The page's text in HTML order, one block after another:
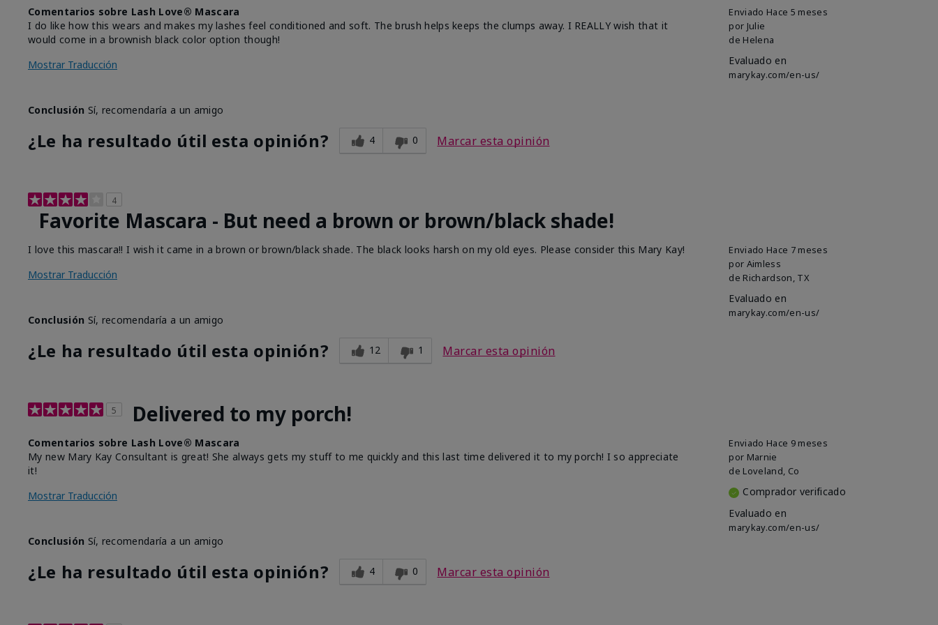
Enviado Hace 5 meses
por Julie
de Helena
Evaluado en
marykay.com/en-us/
Comentarios sobre Lash Love® Mascara
I do like how this wears and makes my lashes feel conditioned and soft. The brush helps keeps the clumps away. I REALLY wish that it
would come in a brownish black color option though!
Mostrar Traducción
Conclusión Sí, recomendaría a un amigo
¿Le ha resultado útil esta opinión? 4 0 Marcar esta opinión
4
Favorite Mascara - But need a brown or brown/black shade!
Enviado Hace 7 meses
por Aimless
de Richardson, TX
Evaluado en
marykay.com/en-us/
I love this mascara!! I wish it came in a brown or brown/black shade. The black looks harsh on my old eyes. Please consider this Mary Kay!
Mostrar Traducción
Conclusión Sí, recomendaría a un amigo
¿Le ha resultado útil esta opinión? 12 1 Marcar esta opinión
5 Delivered to my porch!
Enviado Hace 9 meses
por Marnie
de Loveland, Co
Comprador verificado
Evaluado en
marykay.com/en-us/
Comentarios sobre Lash Love® Mascara
My new Mary Kay Consultant is great! She always gets my stuff to me quickly and this last time delivered it to my porch! I so appreciate
it!
Mostrar Traducción
Conclusión Sí, recomendaría a un amigo
¿Le ha resultado útil esta opinión? 4 0 Marcar esta opinión